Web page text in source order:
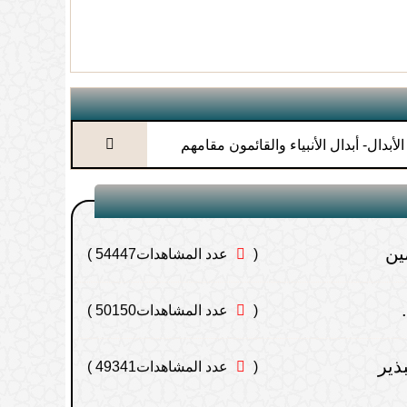
أبدال الأنبياء والقائمون مقامهم
( عدد المشاهدات54774 )
( عدد المشاهدات54447 )
( عدد المشاهدات50150 )
( عدد المشاهدات49341 )